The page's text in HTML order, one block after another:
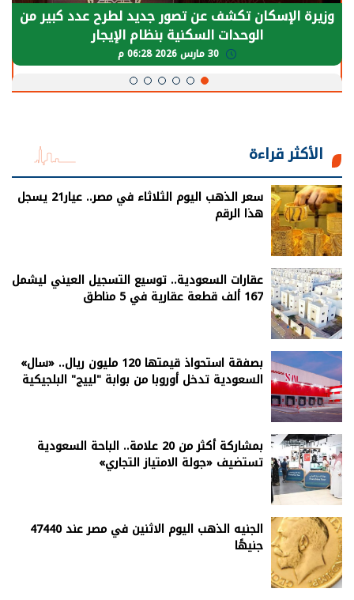
الرئيس السيسي: توقف الأنشطة في قطاع الطاقة
يحتاج إلى سنوات لعودة معدلات الإنتاج الطبيعية
الأكثر قراءة
سعر الذهب اليوم الثلاثاء في مصر.. عيار21 يسجل
هذا الرقم
عقارات السعودية.. توسيع التسجيل العيني ليشمل
167 ألف قطعة عقارية في 5 مناطق
بصفقة استحواذ قيمتها 120 مليون ريال.. «سال»
السعودية تدخل أوروبا من بوابة "لييج" البلجيكية
بمشاركة أكثر من 20 علامة.. الباحة السعودية
تستضيف «جولة الامتياز التجاري»
الجنيه الذهب اليوم الاثنين في مصر عند 47440
جنيهًا